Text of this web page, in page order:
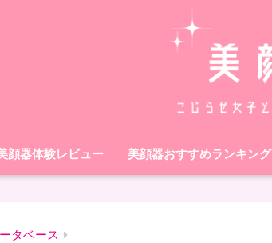
顔器体験レビュー 美顔器おすすめランキング
タベース